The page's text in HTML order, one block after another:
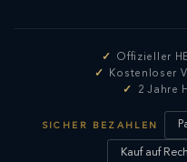
Offizieller
Kostenloser
2 Jahre
SICHER BEZAHLEN
Kauf auf